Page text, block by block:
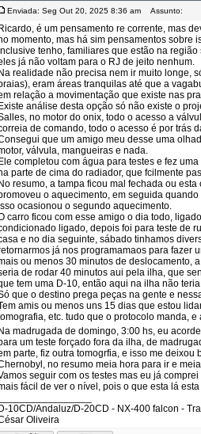
Enviada: Seg Out 20, 2025 8:36 am Assunto:
Ricardo, é um pensamento re corrente, mas
momento, mas há sim pensamentos sobre
Inclusive tenho, familiares que estão na
já não voltam para o RJ de jeito nenhum.
Na realidade não precisa nem ir muito longe,
eram áreas tranquilas até que a
relação a movimentação que existe nas
Existe análise desta opção só não existe o
no motor do onix, todo o acesso a
de comando, todo o acesso é por trás
que um amigo meu desse uma
válvula, mangueiras e nada.
Ele completou com água para testes e fez
parte de cima do radiador, que fcilmente
No resumo, a tampa ficou mal fechada ou
o aquecimento, em seguida
ocasionou o segundo aquecimento.
carro ficou com esse amigo o dia todo,
ligado, depois foi para teste de
e no dia seguinte, sábado tinhamos
já nos programamaos para fazer
ou menos 30 minutos de deslocamento,
de rodar 40 minutos aui pela ilha, que
tem uma D-10, então aqui na ilha não
que o destino prega peças na gente e
amis ou menos uns 15 dias que estou
etc. tudo que o protocolo manda,
Na madrugada de domingo, 3:00 hs, eu
um teste forçado fora da ilha, de
parte, fiz outra tomogrfia, e isso me
no resumo meia hora para ir e
seguir com os testes mas eu já
fácil de ver o nível, pois o que esta lá
D-10CD/Andaluz/D-20CD - NX-400 falcon -
Oliveira